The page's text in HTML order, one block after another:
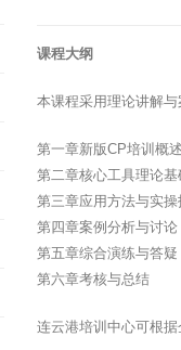
课程大纲
本课程采用理论讲解
第一章新版CP培训概
第二章核心工具理论基
第三章应用方法与实操
第四章案例分析与讨论
第五章综合演练与答疑
第六章考核与总结
连云港培训中心可根